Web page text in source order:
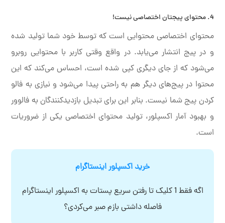
4. محتوای پیجتان اختصاصی نیست!
محتوای اختصاصی محتوایی است که توسط خود شما تولید شده
و در پیج انتشار می‌یابد. در واقع وقتی کاربر با محتوایی روبرو
می‌شود که از جای دیگری کپی شده است، احساس می‌کند که این
محتوا در پیج‌های دیگر هم به راحتی پیدا می‌شود و نیازی به فالو
کردن پیج شما نیست. بنابر این برای تبدیل بازدیدکنندگان به فالوور
و بهبود آمار اکسپلور، تولید محتوای اختصاصی یکی از ضروریات
است.
خرید اکسپلور اینستاگرام
اگه فقط 1 کلیک تا رفتن سریع پستات به اکسپلور اینستاگرام
فاصله داشتی بازم صبر می‌کردی؟